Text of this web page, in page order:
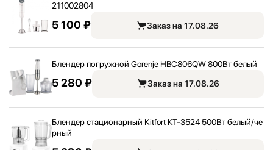
211002804
5 100 ₽ Заказ на 17.08.26
Блендер погружной Gorenje HBC806QW 800Вт белый
5 280 ₽ Заказ на 17.08.26
Блендер стационарный Kitfort КТ-3524 500Вт белый/че
рный